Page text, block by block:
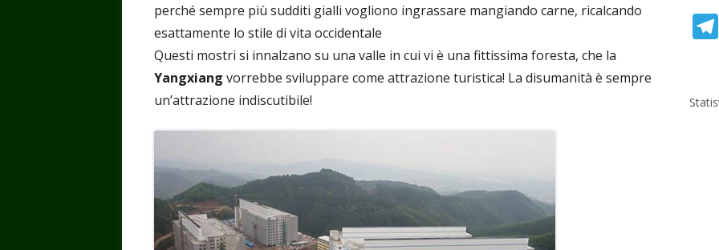
perché sempre più sudditi gialli vogliono ingrassare mangiando carne, ricalcando
esattamente lo stile di vita occidentale
Questi mostri si innalzano su una valle in cui vi è una fittissima foresta, che la
Yangxiang vorrebbe sviluppare come attrazione turistica! La disumanità è sempre
un’attrazione indiscutibile!